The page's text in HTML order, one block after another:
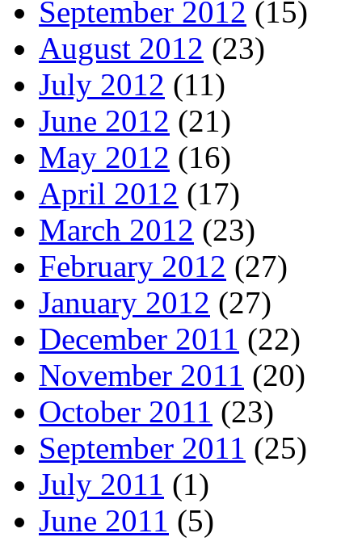
September 2012 (15)
August 2012 (23)
July 2012 (11)
June 2012 (21)
May 2012 (16)
April 2012 (17)
March 2012 (23)
February 2012 (27)
January 2012 (27)
December 2011 (22)
November 2011 (20)
October 2011 (23)
September 2011 (25)
July 2011 (1)
June 2011 (5)